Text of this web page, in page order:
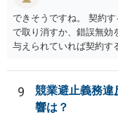
めに過ぎないという理
金額にもよりますが、支
性もありますので、支払
は、契約書持参で弁護士
できそうですね。 契約
で取り消すか、錯誤無効
与えられていれば契約す
ね。
9
競業避止義務違
響は？